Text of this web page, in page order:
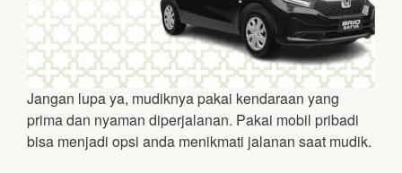
Jangan lupa ya, mudiknya pakai kendaraan yang
prima dan nyaman diperjalanan. Pakai mobil pribadi
bisa menjadi opsi anda menikmati jalanan saat mudik.